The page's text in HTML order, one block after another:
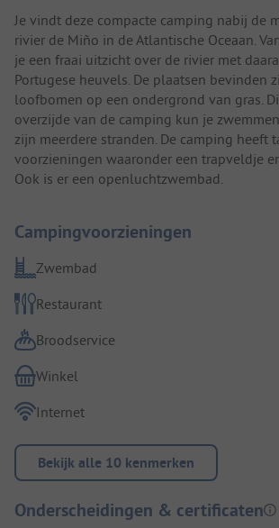
Je vindt deze compacte camping nabij de
rivier de Miño in de Atlantische Oceaan.
je een fraai uitzicht over de rivier met
Portugese heuvels. De plaatsen bevinden
loofbomen op een ondergrond van gras.
overzijde van de camping kun je
zijn meerdere stranden. De camping heeft
voorzieningen waaronder een trapveldje
Ook is er een openluchtzwembad.
Campingvoorzieningen
Zwembad
Restaurant
Broodservice
Winkel
Internet
Bekijk alle 10 kenmerken
Onderscheidingen & certificaten